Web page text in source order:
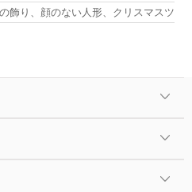
飾り、顔のない人形、クリスマスツ